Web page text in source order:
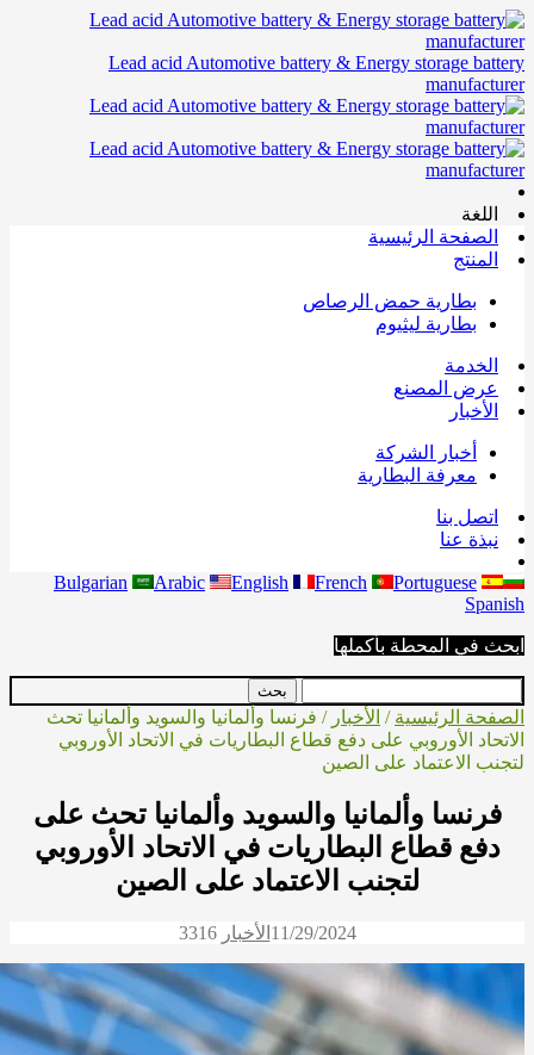
Lead acid Automotive battery & Energy storage battery
manufacturer
اللغة
الصفحة الرئيسية
المنتج
بطارية حمض الرصاص
بطارية ليثيوم
الخدمة
عرض المصنع
الأخبار
أخبار الشركة
معرفة البطارية
اتصل بنا
نبذة عنا
Bulgarian Arabic English French
Portuguese
Spanish
ابحث في المحطة بأكملها
الصفحة الرئيسية / الأخبار / فرنسا وألمانيا والسويد وألمانيا تحث
الاتحاد الأوروبي على دفع قطاع البطاريات في الاتحاد الأوروبي
لتجنب الاعتماد على الصين
فرنسا وألمانيا والسويد وألمانيا تحث على
دفع قطاع البطاريات في الاتحاد الأوروبي
لتجنب الاعتماد على الصين
11/29/2024 الأخبار 3316